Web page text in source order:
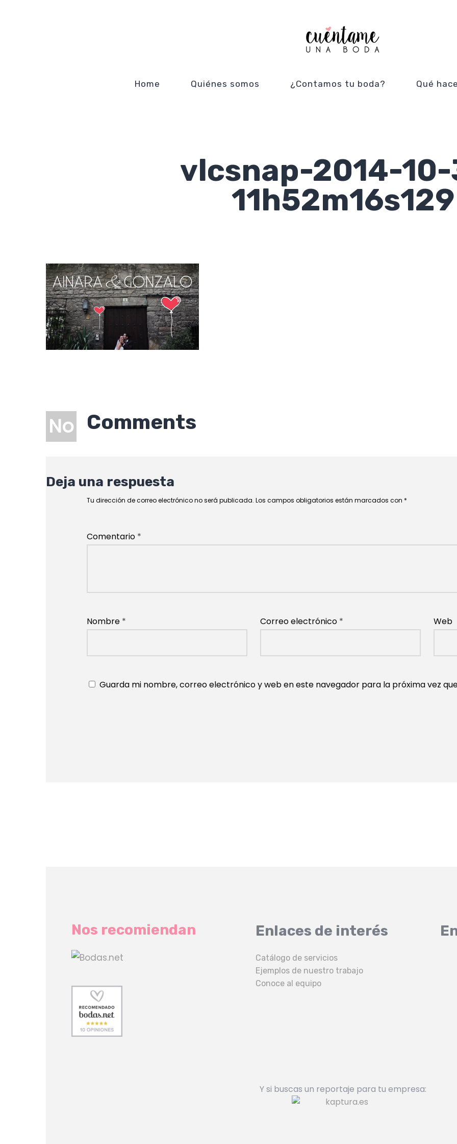
Home Quiénes somos ¿Contamos tu boda? Qué
vlcsnap-2014-
11h52m16s129
No Comments
Deja una respuesta
Tu dirección de correo electrónico no será publicada. Los campos obligatorios están marcados con *
Comentario *
Nombre * Correo electrónico * Web
Guarda mi nombre, correo electrónico y web en este navegador para la próxima vez
Nos recomiendan Enlaces de interés
Catálogo de servicios
Ejemplos de nuestro trabajo
Conoce al equipo
Y si buscas un reportaje para tu empresa: